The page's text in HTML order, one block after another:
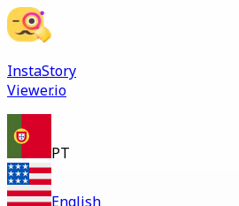
InstaStory
Viewer.io
PT
English